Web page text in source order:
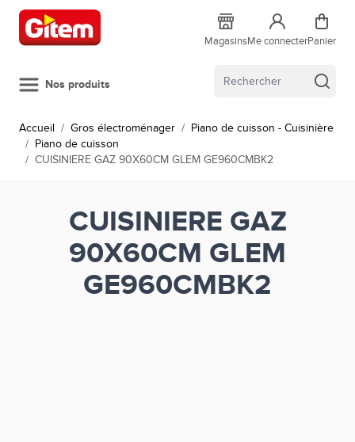
Allez au contenu
MagasinsMe connecterPanier
Nos produits
Accueil / Gros électroménager / Piano de cuisson - Cuisinière
/ Piano de cuisson
/ CUISINIERE GAZ 90X60CM GLEM GE960CMBK2
CUISINIERE GAZ
90X60CM GLEM
GE960CMBK2